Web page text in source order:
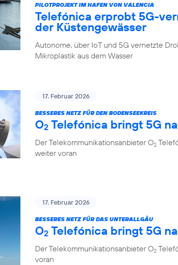
PILOTPROJEKT IM HAFEN VON VALENCIA
Telefónica erprobt 5G-
der Küstengewässer
Autonome, über IoT und 5G vernetzte
Mikroplastik aus dem Wasser
17. Februar 2026
BESSERES NETZ FÜR DEN BODENSEEKREIS
O2 Telefónica bringt 5G
Der Telekommunikationsanbieter O2
weiter voran
17. Februar 2026
BESSERES NETZ FÜR DAS UNTERALLGÄU
O2 Telefónica bringt 5G
Der Telekommunikationsanbieter O2
voran